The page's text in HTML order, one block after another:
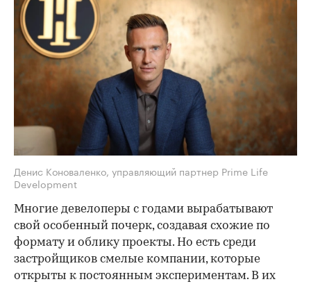
Денис Коноваленко, управляющий партнер Prime Life
Development
Многие девелоперы с годами вырабатывают
свой особенный почерк, создавая схожие по
формату и облику проекты. Но есть среди
застройщиков смелые компании, которые
открыты к постоянным экспериментам. В их